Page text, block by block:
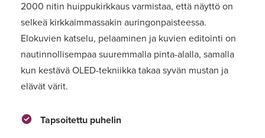
2000 nitin huippukirkkaus varmistaa, että näyttö on
selkeä kirkkaimmassakin auringonpaisteessa.
Elokuvien katselu, pelaaminen ja kuvien editointi on
nautinnollisempaa suuremmalla pinta-alalla, samalla
kun kestävä OLED-tekniikka takaa syvän mustan ja
elävät värit.
Tapsoitettu puhelin